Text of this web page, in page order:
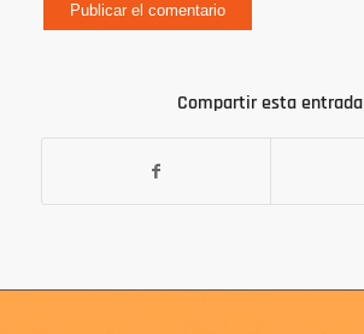
Compartir esta entrada